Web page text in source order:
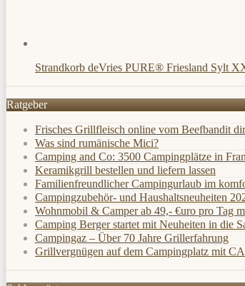
Strandkorb deVries PURE® Friesland Sylt
Ratgeber
Frisches Grillfleisch online vom Beefbandit
Was sind rumänische Mici?
Camping and Co: 3500 Campingplätze in
Keramikgrill bestellen und liefern lassen
Familienfreundlicher Campingurlaub im
Campingzubehör- und Haushaltsneuheiten
Wohnmobil & Camper ab 49,- €uro pro Tag
Camping Berger startet mit Neuheiten in die
Campingaz – Über 70 Jahre Grillerfahrung
Grillvergnügen auf dem Campingplatz mit